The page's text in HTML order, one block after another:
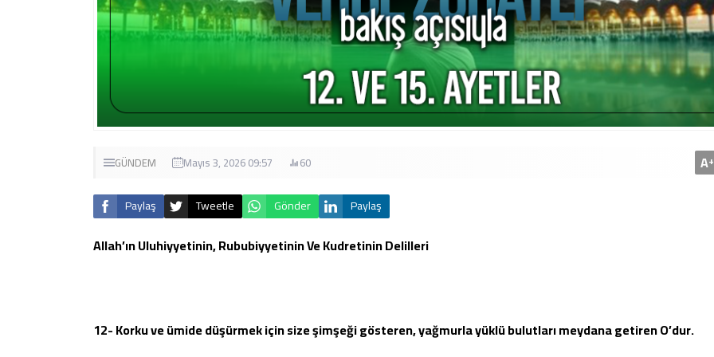
GÜNDEM Mayıs 3, 2026 09:57 60 A+
Paylaş Tweetle Gönder Paylaş
Allah’ın Uluhiyyetinin, Rububiyyetinin Ve Kudretinin Delilleri
12- Korku ve ümide düşürmek için size şimşeği gösteren, yağmurla yüklü bu­lutları meydana getiren O’dur.